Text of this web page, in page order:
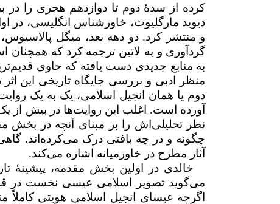
کرده از سدۀ دوم تا دوازدهم هجری را در
دیوید مارگلیوث، خاورشناس انگلیسی، در
و منتشر کرد. دو دهه بعد، میگل
گردآوری و به لاتین ترجمه کرد که
به منابع جدیدی دست یافته که حاوی
منظر ادبی و بررسی جایگاه تاریخی این
دوم یا همان انجیل اسلامی،‌ یک به یک
آورده است. اغلب این روایت‌ها در بیش از
نظر تحلیلی‌اش را بر مبنای آنچه در بخش
چگونه و در چه بافتی درک می‌کرده‌اند.
آثار مطرح در خاورمیانه اشاره می‌کند.
خالدی در اولین بخش مقدمه، پیشینهٔ
می‌گوید تصویر اسلامی عیسی نخست در
اگرچه عیسای انجیل اسلامی هویتی کاملاً